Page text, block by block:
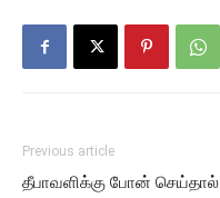
Previous article
தீபாவளிக்கு போன் செய்தால்